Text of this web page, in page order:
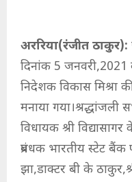
अररिया(रंजीत ठाकुर):
दिनांक 5 जनवरी,2021
निदेशक विकास मिश्रा
मनाया
विधायक श्री
प्रबंधक भारतीय स्टेट
झा,डाक्टर बी के